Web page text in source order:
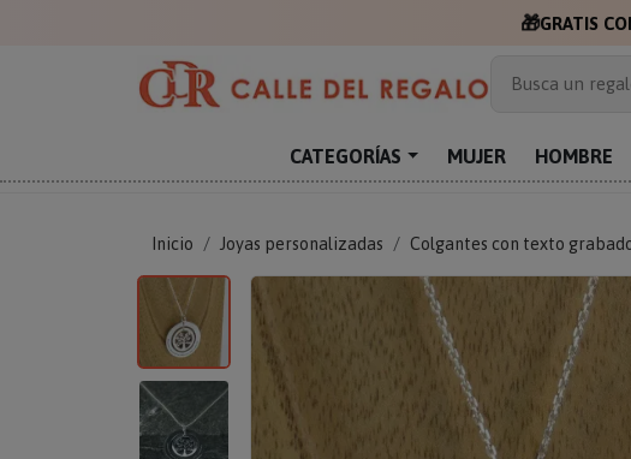
🎁GRATIS
Busca un
Regalos
CATEGORÍAS MUJER HOMBRE
Inicio Joyas personalizadas Colgantes con texto